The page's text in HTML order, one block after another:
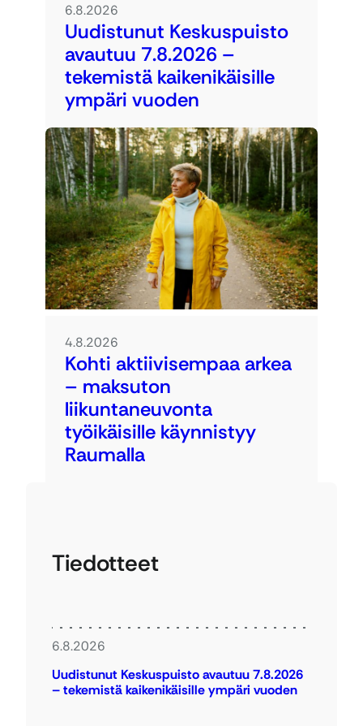
6.8.2026
Uudistunut Keskuspuisto
avautuu 7.8.2026 –
tekemistä kaikenikäisille
ympäri vuoden
4.8.2026
Kohti aktiivisempaa arkea
– maksuton
liikuntaneuvonta
työikäisille käynnistyy
Raumalla
Tiedotteet
6.8.2026
Uudistunut Keskuspuisto avautuu 7.8.2026
– tekemistä kaikenikäisille ympäri vuoden